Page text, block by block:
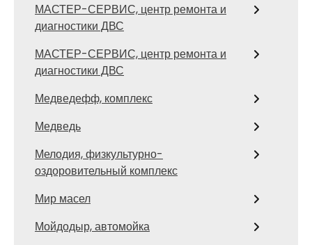
МАСТЕР-СЕРВИС, центр ремонта и
диагностики ДВС
МАСТЕР-СЕРВИС, центр ремонта и
диагностики ДВС
Медведефф, комплекс
Медведь
Мелодия, физкультурно-
оздоровительный комплекс
Мир масел
Мойдодыр, автомойка